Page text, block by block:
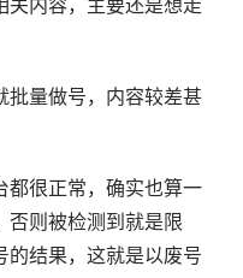
关内容，主要还是想走
批量做号，内容较差甚
都很正常，确实也算一
否则被检测到就是限
的结果，这就是以废号